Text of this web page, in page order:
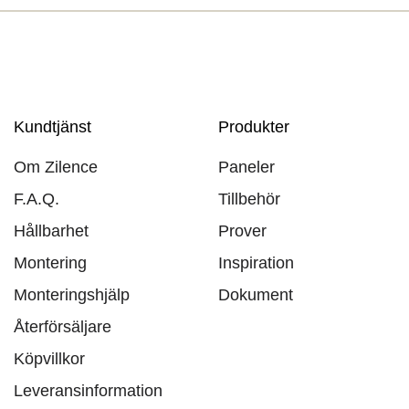
Kundtjänst
Om Zilence
F.A.Q.
Hållbarhet
Montering
Monteringshjälp
Återförsäljare
Köpvillkor
Leveransinformation
Produkter
Paneler
Tillbehör
Prover
Inspiration
Dokument